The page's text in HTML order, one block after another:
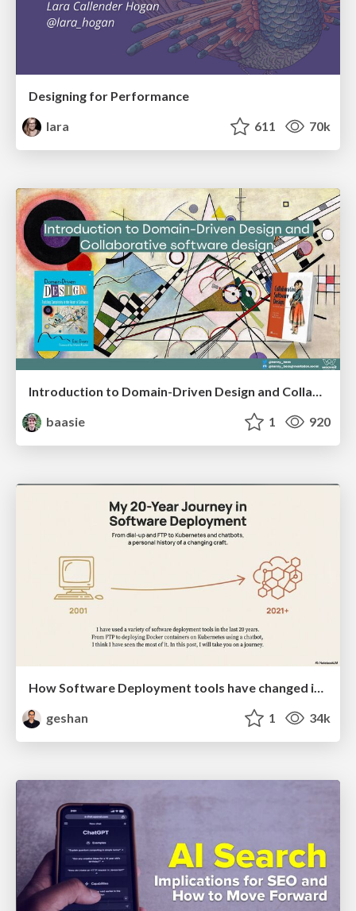
Designing for Performance
lara
611 70k
Introduction to Domain-Driven Design and Collaborative software design
baasie
1 920
geshan
1 34k